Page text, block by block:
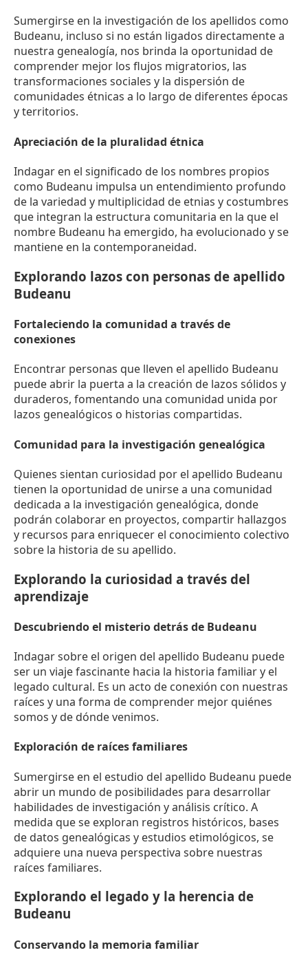
Sumergirse en la investigación de los apellidos como
Budeanu, incluso si no están ligados directamente a
nuestra genealogía, nos brinda la oportunidad de
comprender mejor los flujos migratorios, las
transformaciones sociales y la dispersión de
comunidades étnicas a lo largo de diferentes épocas
y territorios.
Apreciación de la pluralidad étnica
Indagar en el significado de los nombres propios
como Budeanu impulsa un entendimiento profundo
de la variedad y multiplicidad de etnias y costumbres
que integran la estructura comunitaria en la que el
nombre Budeanu ha emergido, ha evolucionado y se
mantiene en la contemporaneidad.
Explorando lazos con personas de apellido
Budeanu
Fortaleciendo la comunidad a través de
conexiones
Encontrar personas que lleven el apellido Budeanu
puede abrir la puerta a la creación de lazos sólidos y
duraderos, fomentando una comunidad unida por
lazos genealógicos o historias compartidas.
Comunidad para la investigación genealógica
Quienes sientan curiosidad por el apellido Budeanu
tienen la oportunidad de unirse a una comunidad
dedicada a la investigación genealógica, donde
podrán colaborar en proyectos, compartir hallazgos
y recursos para enriquecer el conocimiento colectivo
sobre la historia de su apellido.
Explorando la curiosidad a través del
aprendizaje
Descubriendo el misterio detrás de Budeanu
Indagar sobre el origen del apellido Budeanu puede
ser un viaje fascinante hacia la historia familiar y el
legado cultural. Es un acto de conexión con nuestras
raíces y una forma de comprender mejor quiénes
somos y de dónde venimos.
Exploración de raíces familiares
Sumergirse en el estudio del apellido Budeanu puede
abrir un mundo de posibilidades para desarrollar
habilidades de investigación y análisis crítico. A
medida que se exploran registros históricos, bases
de datos genealógicas y estudios etimológicos, se
adquiere una nueva perspectiva sobre nuestras
raíces familiares.
Explorando el legado y la herencia de
Budeanu
Conservando la memoria familiar